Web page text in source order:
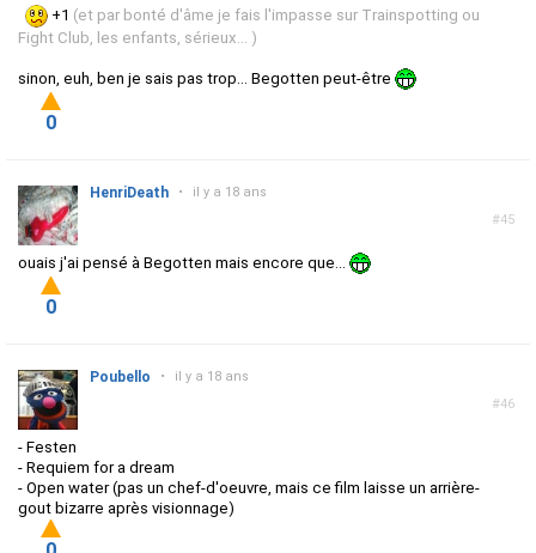
+1 (et par bonté d'âme je fais l'impasse sur Trainspotting ou
Fight Club, les enfants, sérieux... )
sinon, euh, ben je sais pas trop... Begotten peut-être
0
#45
HenriDeath • il y a 18 ans
ouais j'ai pensé à Begotten mais encore que...
0
#46
Poubello • il y a 18 ans
- Festen
- Requiem for a dream
- Open water (pas un chef-d'oeuvre, mais ce film laisse un arrière-
gout bizarre après visionnage)